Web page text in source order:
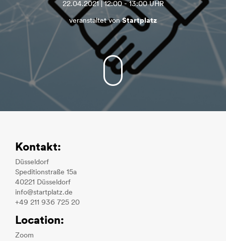
22.04.2021 | 12:00 - 13:00 UHR
veranstaltet vonStartplatz
Kontakt:
Düsseldorf
Speditionstraße 15a
40221 Düsseldorf
info@startplatz.de
+49 211 936 725 20
Location:
Zoom